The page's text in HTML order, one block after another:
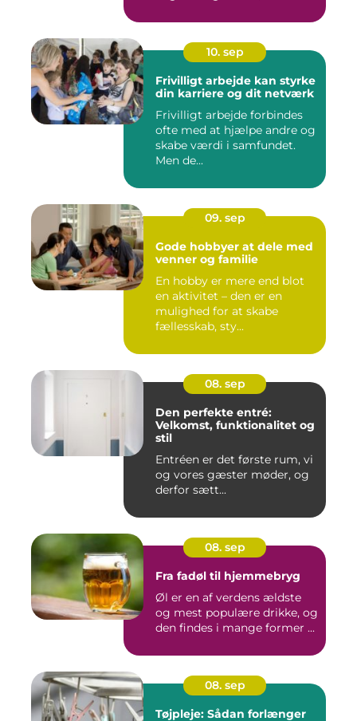
10. sep
Frivilligt arbejde kan styrke
din karriere og dit netværk
Frivilligt arbejde forbindes
ofte med at hjælpe andre og
skabe værdi i samfundet.
Men de...
09. sep
Gode hobbyer at dele med
venner og familie
En hobby er mere end blot
en aktivitet – den er en
mulighed for at skabe
fællesskab, sty...
08. sep
Den perfekte entré:
Velkomst, funktionalitet og
stil
Entréen er det første rum, vi
og vores gæster møder, og
derfor sætt...
08. sep
Fra fadøl til hjemmebryg
Øl er en af verdens ældste
og mest populære drikke, og
den findes i mange former ...
08. sep
Tøjpleje: Sådan forlænger